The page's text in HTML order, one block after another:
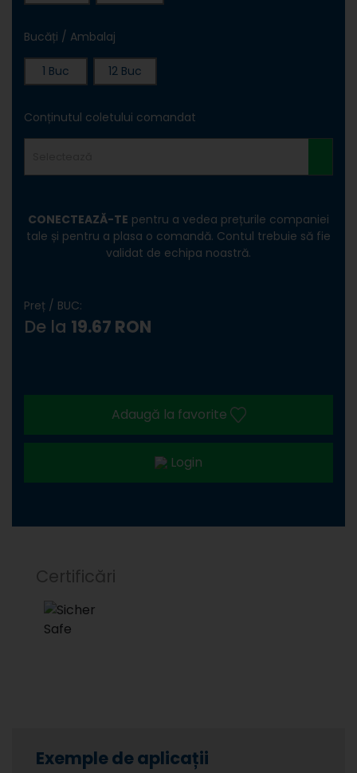
Bucăți / Ambalaj
1 Buc 12 Buc
Conținutul coletului comandat
CONECTEAZĂ-TE pentru a vedea prețurile companiei
tale și pentru a plasa o comandă. Contul trebuie să fie
validat de echipa noastră.
Preț / BUC:
De la 19.67 RON
Adaugă la favorite
Login
Certificări
Exemple de aplicații